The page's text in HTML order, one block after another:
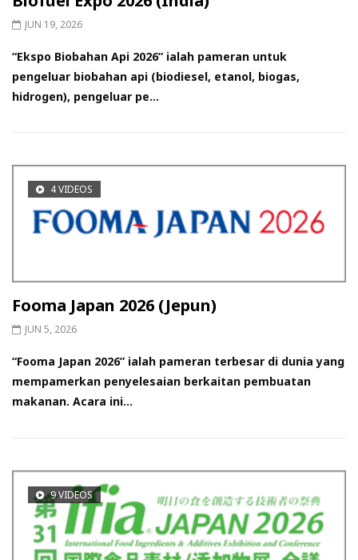
JUN 19, 2026
“Ekspo Biobahan Api 2026” ialah pameran untuk
pengeluar biobahan api (biodiesel, etanol, biogas,
hidrogen), pengeluar pe...
4 VIDEOS
Fooma Japan 2026 (Jepun)
JUN 5, 2026
“Fooma Japan 2026” ialah pameran terbesar di dunia yang
mempamerkan penyelesaian berkaitan pembuatan
makanan. Acara ini...
9 VIDEOS